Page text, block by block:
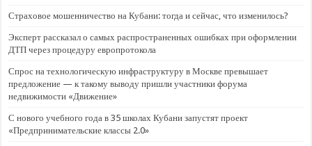
Страховое мошенничество на Кубани: тогда и сейчас, что изменилось?
Эксперт рассказал о самых распространенных ошибках при оформлении
ДТП через процедуру европротокола
Спрос на технологическую инфраструктуру в Москве превышает
предложение — к такому выводу пришли участники форума
недвижимости «Движение»
С нового учебного года в 35 школах Кубани запустят проект
«Предпринимательские классы 2.0»